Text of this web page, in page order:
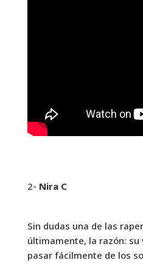
2- Nira C
Sin dudas una de las
últimamente, la razón: su
pasar fácilmente de los